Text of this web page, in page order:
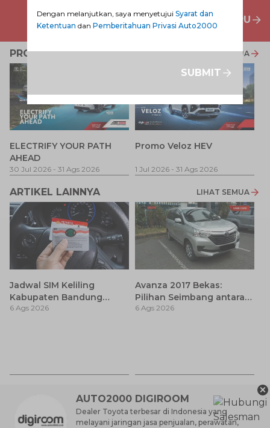
PENAWARAN MOBIL BARU
PROMO TERKAIT LIHAT SEMUA
ELECTRIFY YOUR PATH
AHEAD
30 Jul 2026 - 31 Ags 2026
Promo Veloz HEV
1 Jul 2026 - 31 Ags 2026
ARTIKEL LAINNYA LIHAT SEMUA
Jadwal SIM Keliling
Kabupaten Bandung
Terbaru 2026 dan
6 Ags 2026
Avanza 2017 Bekas:
Pilihan Seimbang antara
Harga dan Fitur Modern
6 Ags 2026
AUTO2000 DIGIROOM
Dealer Toyota terbesar di Indonesia yang
melayani jaringan jasa penjualan, perawatan,
×
Dengan melanjutkan, saya menyetujui Syarat dan
Ketentuan dan Pemberitahuan Privasi Auto2000
SUBMIT